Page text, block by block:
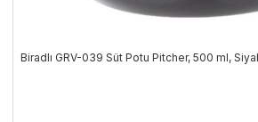
Biradlı GRV-039 Süt Potu Pitcher, 500 ml,